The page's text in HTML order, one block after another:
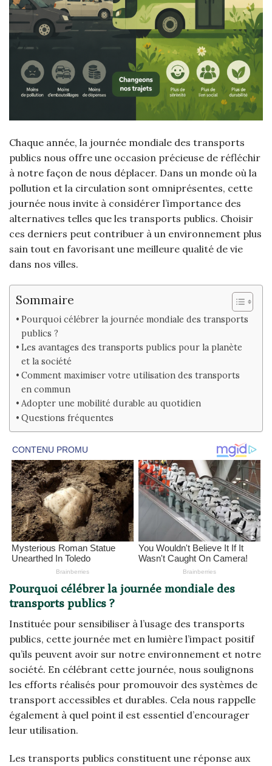
Chaque année, la journée mondiale des transports
publics nous offre une occasion précieuse de réfléchir
à notre façon de nous déplacer. Dans un monde où la
pollution et la circulation sont omniprésentes, cette
journée nous invite à considérer l’importance des
alternatives telles que les transports publics. Choisir
ces derniers peut contribuer à un environnement plus
sain tout en favorisant une meilleure qualité de vie
dans nos villes.
Sommaire
Pourquoi célébrer la journée mondiale des transports
publics ?
Les avantages des transports publics pour la planète
et la société
Comment maximiser votre utilisation des transports
en commun
Adopter une mobilité durable au quotidien
Questions fréquentes
Pourquoi célébrer la journée mondiale des
transports publics ?
Instituée pour sensibiliser à l’usage des transports
publics, cette journée met en lumière l’impact positif
qu’ils peuvent avoir sur notre environnement et notre
société. En célébrant cette journée, nous soulignons
les efforts réalisés pour promouvoir des systèmes de
transport accessibles et durables. Cela nous rappelle
également à quel point il est essentiel d’encourager
leur utilisation.
Les transports publics constituent une réponse aux